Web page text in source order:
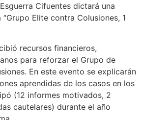
Cifuentes dictará una
Elite contra Colusiones, 1
recursos financieros,
para reforzar el Grupo de
En este evento se explicarán
aprendidas de los casos en los
(12 informes motivados, 2
cautelares) durante el año